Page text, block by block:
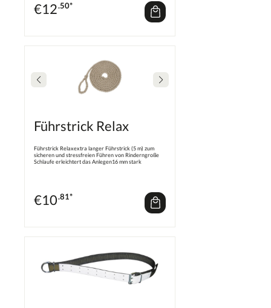
€12.50*
Führstrick Relax
Führstrick Relaxextra langer Führstrick (5 m) zum
sicheren und stressfreien Führen von Rinderngroße
Schlaufe erleichtert das Anlegen16 mm stark
€10.81*